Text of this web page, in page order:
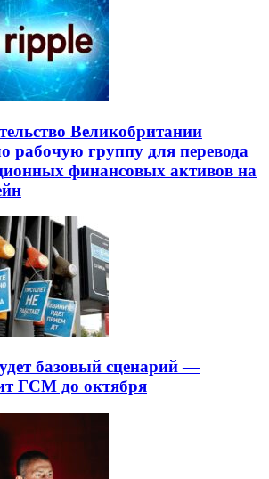
Великобритании
рабочую группу для перевода
финансовых активов на
базовый сценарий —
ГСМ до октября